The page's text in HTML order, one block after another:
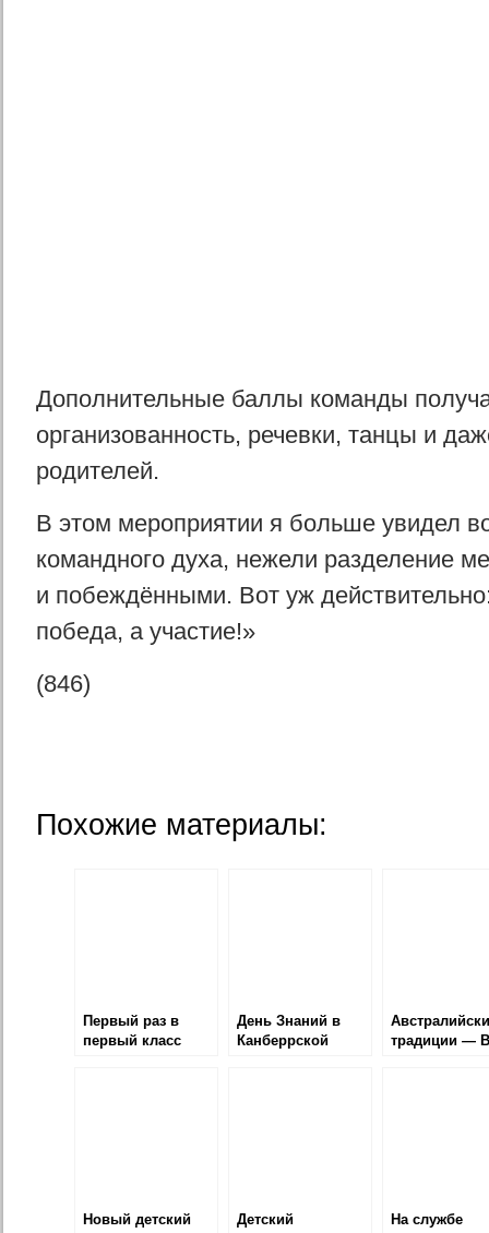
Дополнительные баллы команды
организованность, речевки, танцы и
родителей.
В этом мероприятии я больше увидел
командного духа, нежели разделение
и побеждёнными. Вот уж
победа, а участие!»
(846)
Похожие материалы:
Первый раз в
первый класс
День Знаний в
Канберрской
традиции —
Новый детский
Детский
На службе